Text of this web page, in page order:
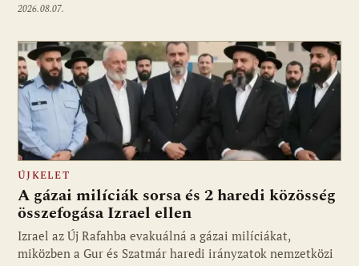
2026.08.07.
ÚJKELET
A gázai milíciák sorsa és 2 haredi közösség
összefogása Izrael ellen
Izrael az Új Rafahba evakuálná a gázai milíciákat,
miközben a Gur és Szatmár haredi irányzatok nemzetközi